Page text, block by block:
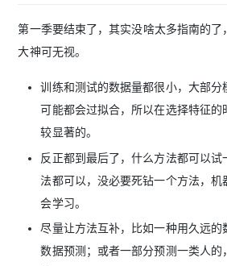
第一季要结束了，其实没啥太多指南的
大神可无视。
训练和测试的数据量都很小，大部分
可能都会过拟合，所以在选择特征的
较显著的。
反正都到最后了，什么方法都可以试
法都可以，没必要死钻一个方法，机
会学习。
尽量让方法互补，比如一种用久远的
数据预测；或者一部分预测一类人的